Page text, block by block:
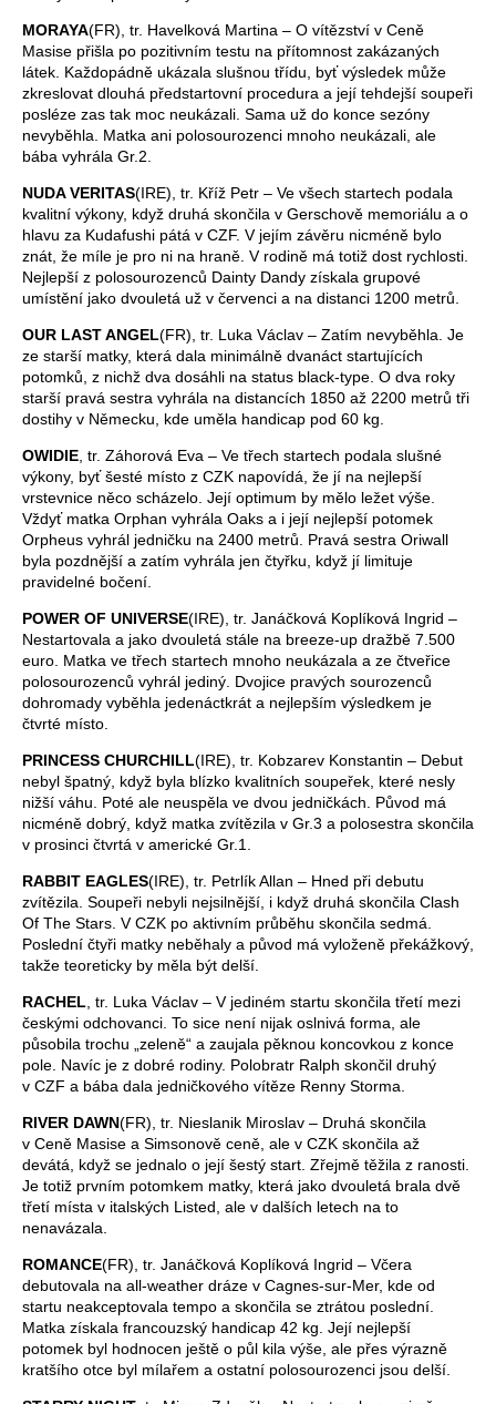
MORAYA(FR), tr. Havelková Martina – O vítězství v Ceně
Masise přišla po pozitivním testu na přítomnost zakázaných
látek. Každopádně ukázala slušnou třídu, byť výsledek může
zkreslovat dlouhá předstartovní procedura a její tehdejší soupeři
posléze zas tak moc neukázali. Sama už do konce sezóny
nevyběhla. Matka ani polosourozenci mnoho neukázali, ale
bába vyhrála Gr.2.
NUDA VERITAS(IRE), tr. Kříž Petr – Ve všech startech podala
kvalitní výkony, když druhá skončila v Gerschově memoriálu a o
hlavu za Kudafushi pátá v CZF. V jejím závěru nicméně bylo
znát, že míle je pro ni na hraně. V rodině má totiž dost rychlosti.
Nejlepší z polosourozenců Dainty Dandy získala grupové
umístění jako dvouletá už v červenci a na distanci 1200 metrů.
OUR LAST ANGEL(FR), tr. Luka Václav – Zatím nevyběhla. Je
ze starší matky, která dala minimálně dvanáct startujících
potomků, z nichž dva dosáhli na status black-type. O dva roky
starší pravá sestra vyhrála na distancích 1850 až 2200 metrů tři
dostihy v Německu, kde uměla handicap pod 60 kg.
OWIDIE , tr. Záhorová Eva – Ve třech startech podala slušné
výkony, byť šesté místo z CZK napovídá, že jí na nejlepší
vrstevnice něco scházelo. Její optimum by mělo ležet výše.
Vždyť matka Orphan vyhrála Oaks a i její nejlepší potomek
Orpheus vyhrál jedničku na 2400 metrů. Pravá sestra Oriwall
byla pozdnější a zatím vyhrála jen čtyřku, když jí limituje
pravidelné bočení.
POWER OF UNIVERSE(IRE), tr. Janáčková Koplíková Ingrid –
Nestartovala a jako dvouletá stále na breeze-up dražbě 7.500
euro. Matka ve třech startech mnoho neukázala a ze čtveřice
polosourozenců vyhrál jediný. Dvojice pravých sourozenců
dohromady vyběhla jedenáctkrát a nejlepším výsledkem je
čtvrté místo.
PRINCESS CHURCHILL(IRE), tr. Kobzarev Konstantin – Debut
nebyl špatný, když byla blízko kvalitních soupeřek, které nesly
nižší váhu. Poté ale neuspěla ve dvou jedničkách. Původ má
nicméně dobrý, když matka zvítězila v Gr.3 a polosestra skončila
v prosinci čtvrtá v americké Gr.1.
RABBIT EAGLES(IRE), tr. Petrlík Allan – Hned při debutu
zvítězila. Soupeři nebyli nejsilnější, i když druhá skončila Clash
Of The Stars. V CZK po aktivním průběhu skončila sedmá.
Poslední čtyři matky neběhaly a původ má vyloženě překážkový,
takže teoreticky by měla být delší.
RACHEL , tr. Luka Václav – V jediném startu skončila třetí mezi
českými odchovanci. To sice není nijak oslnivá forma, ale
působila trochu „zeleně“ a zaujala pěknou koncovkou z konce
pole. Navíc je z dobré rodiny. Polobratr Ralph skončil druhý
v CZF a bába dala jedničkového vítěze Renny Storma.
RIVER DAWN(FR), tr. Nieslanik Miroslav – Druhá skončila
v Ceně Masise a Simsonově ceně, ale v CZK skončila až
devátá, když se jednalo o její šestý start. Zřejmě těžila z ranosti.
Je totiž prvním potomkem matky, která jako dvouletá brala dvě
třetí místa v italských Listed, ale v dalších letech na to
nenavázala.
ROMANCE(FR), tr. Janáčková Koplíková Ingrid – Včera
debutovala na all-weather dráze v Cagnes-sur-Mer, kde od
startu neakceptovala tempo a skončila se ztrátou poslední.
Matka získala francouzský handicap 42 kg. Její nejlepší
potomek byl hodnocen ještě o půl kila výše, ale přes výrazně
kratšího otce byl mílařem a ostatní polosourozenci jsou delší.